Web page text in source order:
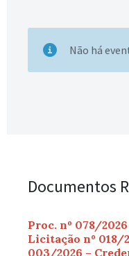
Não há
Documentos
Proc. nº 078/
Licitação nº 018/
003/2026 –